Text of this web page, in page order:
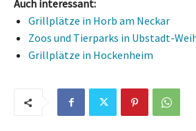
Auch interessant:
Grillplätze in Horb am Neckar
Zoos und Tierparks in Ubstadt-
Grillplätze in Hockenheim